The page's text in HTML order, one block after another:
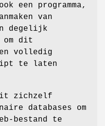
een programma,
van
degelijk
om dit
volledig
te laten
zichzelf
databases om
bestand te